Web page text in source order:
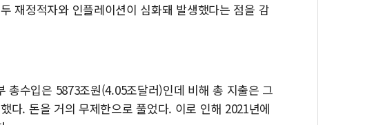
재정적자와 인플레이션이 심화돼 발생했다는 점을 감
수입은 5873조원(4.05조달러)인데 비해 총 지출은 그
다. 돈을 거의 무제한으로 풀었다. 이로 인해 2021년에